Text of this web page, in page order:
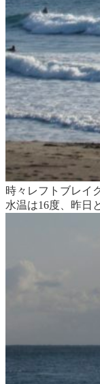
時々レフトブレイ
水温は16度、昨日